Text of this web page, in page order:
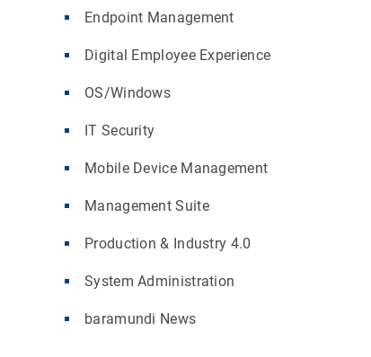
Endpoint Management
Digital Employee Experience
OS/Windows
IT Security
Mobile Device Management
Management Suite
Production & Industry 4.0
System Administration
baramundi News